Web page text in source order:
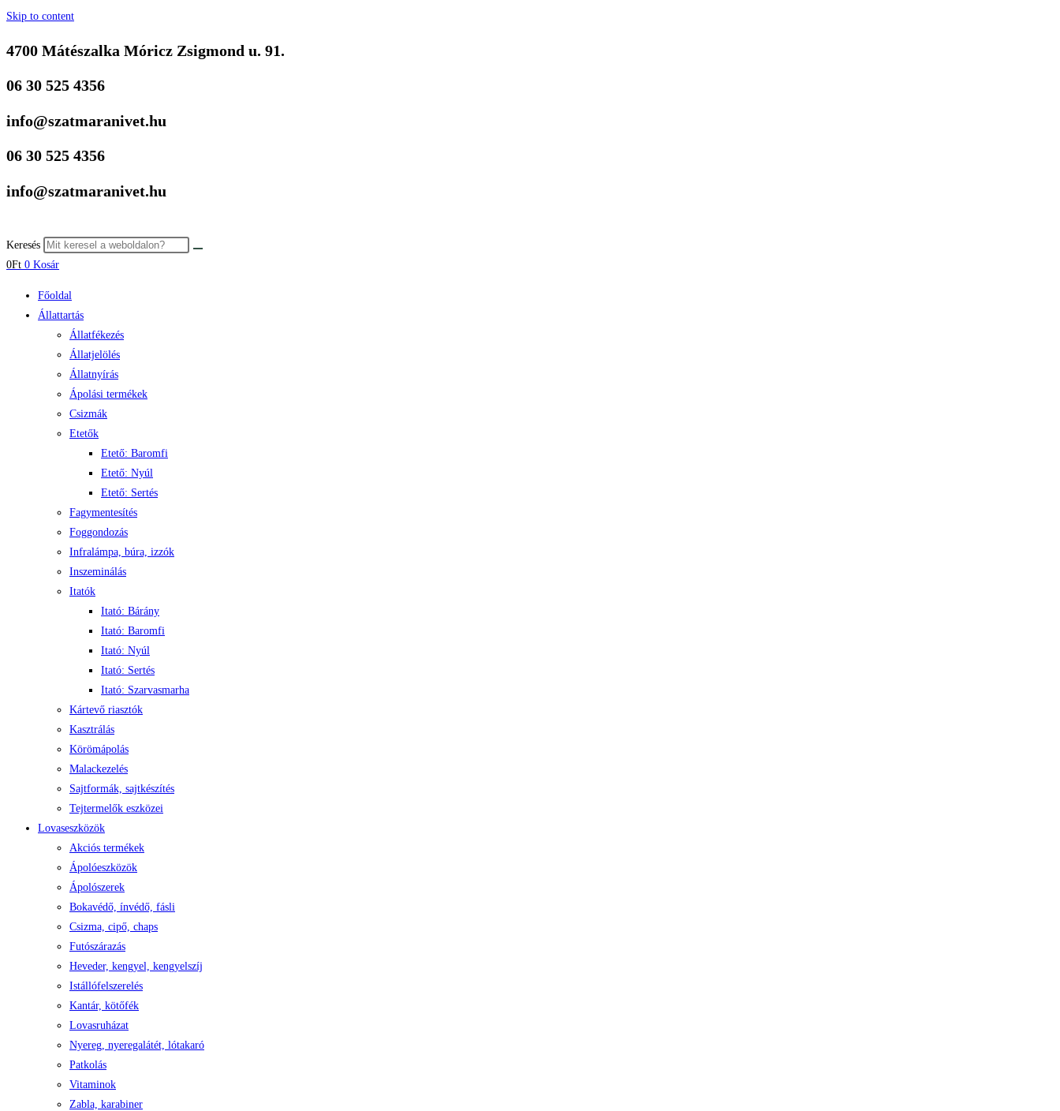
Skip to content
4700 Mátészalka Móricz Zsigmond u. 91.
06 30 525 4356
info@szatmaranivet.hu
06 30 525 4356
info@szatmaranivet.hu
Keresés
0Ft 0 Kosár
Főoldal
Állattartás
Állatfékezés
Állatjelölés
Állatnyírás
Ápolási termékek
Csizmák
Etetők
Etető: Baromfi
Etető: Nyúl
Etető: Sertés
Fagymentesítés
Foggondozás
Infralámpa, búra, izzók
Inszeminálás
Itatók
Itató: Bárány
Itató: Baromfi
Itató: Nyúl
Itató: Sertés
Itató: Szarvasmarha
Kártevő riasztók
Kasztrálás
Körömápolás
Malackezelés
Sajtformák, sajtkészítés
Tejtermelők eszközei
Lovaseszközök
Akciós termékek
Ápolóeszközök
Ápolószerek
Bokavédő, ínvédő, fásli
Csizma, cipő, chaps
Futószárazás
Heveder, kengyel, kengyelszíj
Istállófelszerelés
Kantár, kötőfék
Lovasruházat
Nyereg, nyeregalátét, lótakaró
Patkolás
Vitaminok
Zabla, karabiner